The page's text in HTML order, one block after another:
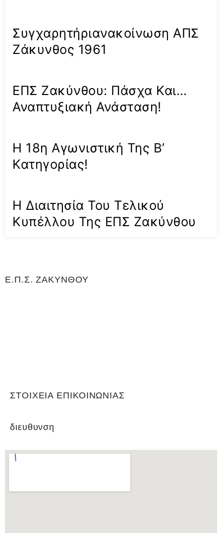
Συγχαρητήριανακοίνωση ΑΠΣ
Ζάκυνθος 1961
ΕΠΣ Ζακύνθου: Πάσχα Και…
Αναπτυξιακή Ανάσταση!
Η 18η Αγωνιστική Της Β’
Κατηγορίας!
Η Διαιτησία Του Τελικού
Κυπέλλου Της ΕΠΣ Ζακύνθου
Ε.Π.Σ. ΖΑΚΥΝΘΟΥ
ΣΤΟΙΧΕΙΑ ΕΠΙΚΟΙΝΩΝΙΑΣ
διευθυνση